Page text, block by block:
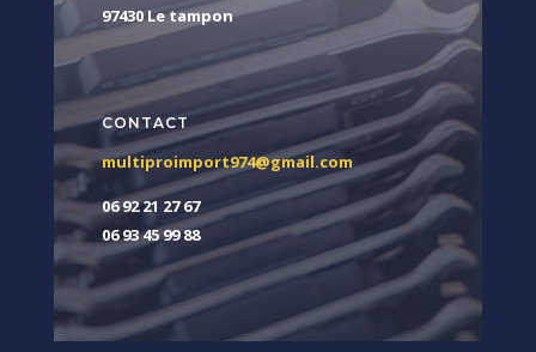
97430 Le tampon
CONTACT
multiproimport974@gmail.com
06 92 21 27 67
06 93 45 99 88